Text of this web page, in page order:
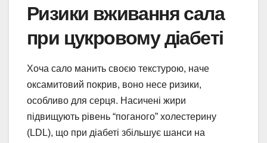
Ризики вживання сала
при цукровому діабеті
Хоча сало манить своєю текстурою, наче
оксамитовий покрив, воно несе ризики,
особливо для серця. Насичені жири
підвищують рівень “поганого” холестерину
(LDL), що при діабеті збільшує шанси на